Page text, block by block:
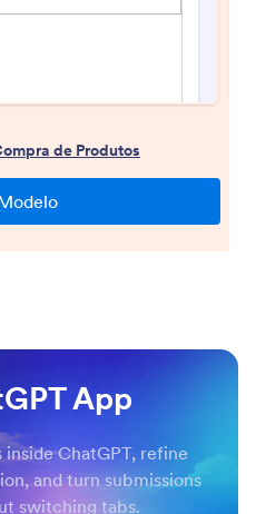
App
ChatGPT, refine
and turn submissions
switching tabs.